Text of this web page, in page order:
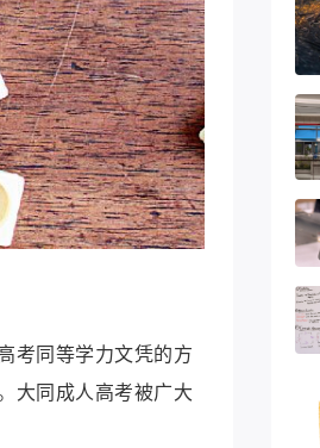
考同等学力文凭的方
大同成人高考被广大